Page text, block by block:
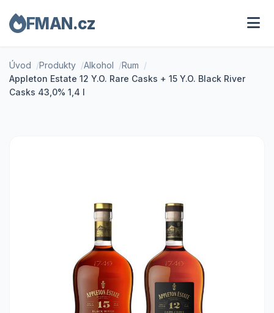
FMAN.cz
Úvod Produkty Alkohol
Rum
Appleton Estate 12 Y.O. Rare Casks + 15 Y.O. Black River
Casks 43,0% 1,4 l